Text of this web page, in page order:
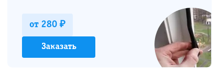
от 280 ₽
Заказать